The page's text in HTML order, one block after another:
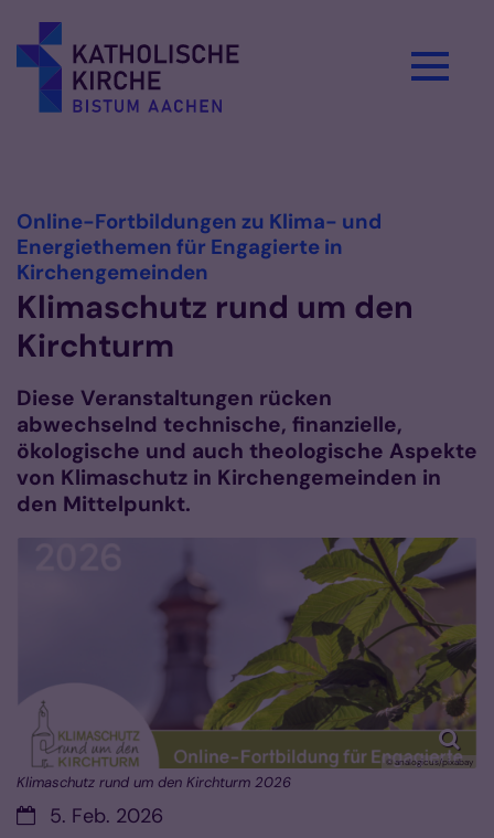
Online-Fortbildungen zu Klima- und
Energiethemen für Engagierte in
Kirchengemeinden
Klimaschutz rund um den
Kirchturm
Diese Veranstaltungen rücken
abwechselnd technische, finanzielle,
ökologische und auch theologische Aspekte
von Klimaschutz in Kirchengemeinden in
den Mittelpunkt.
© analogicus/pixabay
Klimaschutz rund um den Kirchturm 2026
Datum:5. Feb. 2026